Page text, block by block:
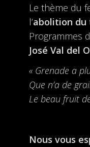
Le thème du
l’abolition du
Programmes
José Val del
« Grenade a
Que n’a de
Le beau fruit
Nous vous